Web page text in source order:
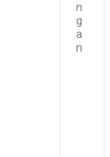
n
g
a
n